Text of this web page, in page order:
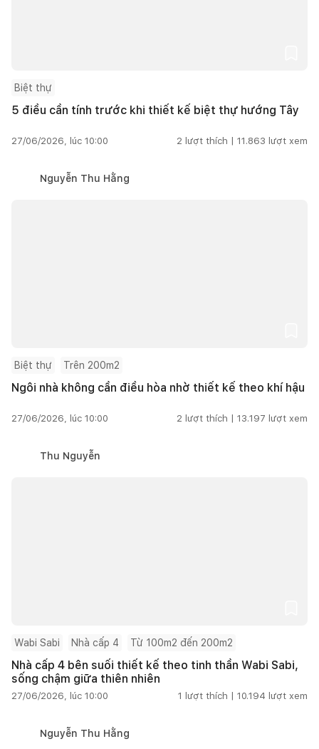
Biệt thự
5 điều cần tính trước khi thiết kế biệt thự hướng Tây
27/06/2026, lúc 10:00 2 lượt thích | 11.863 lượt xem
Nguyễn Thu Hằng
Biệt thự Trên 200m2
Ngôi nhà không cần điều hòa nhờ thiết kế theo khí hậu
27/06/2026, lúc 10:00 2 lượt thích | 13.197 lượt xem
Thu Nguyễn
Wabi Sabi Nhà cấp 4 Từ 100m2 đến 200m2
Nhà cấp 4 bên suối thiết kế theo tinh thần Wabi Sabi,
sống chậm giữa thiên nhiên
27/06/2026, lúc 10:00 1 lượt thích | 10.194 lượt xem
Nguyễn Thu Hằng